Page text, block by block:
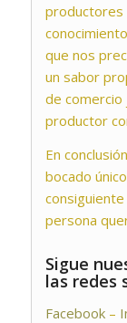
productores
que nos
un sabor
de
productor
En
bocado
persona
Sigue
las redes
Facebook–